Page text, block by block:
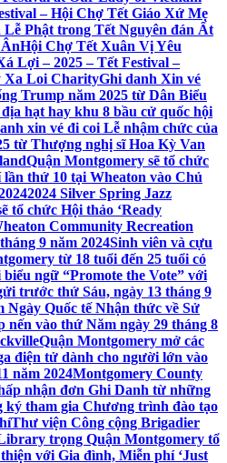
– Hội Chợ Tết Giáo Xứ Mẹ
Phật trong Tết Nguyên đán Ất
Hội Chợ Tết Xuân Vị Yêu
Lợi – 2025 – Tết Festival –
Xa Loi CharityGhi danh Xin vé
Trump năm 2025 từ Dân Biểu
hạt hay khu 8 bầu cử quốc hội
xin vé đi coi Lễ nhậm chức của
từ Thượng nghị sĩ Hoa Kỳ Van
Quận Montgomery sẽ tổ chức
lần thứ 10 tại Wheaton vào Chủ
2024 Silver Spring Jazz
tổ chức Hội thảo ‘Ready
Community Recreation
9 năm 2024Sinh viên và cựu
từ 18 tuổi đến 25 tuổi có
ngữ “Promote the Vote” với
trước thứ Sáu, ngày 13 tháng 9
Ngày Quốc tế Nhận thức về Sử
nến vào thứ Năm ngày 29 tháng 8
Quận Montgomery mở các
điện tử dành cho người lớn vào
năm 2024Montgomery County
nhận đơn Ghi Danh từ những
ký tham gia Chương trình đào tạo
Thư viện Công cộng Brigadier
trọng Quận Montgomery tổ
với Gia đình, Miễn phí ‘Just